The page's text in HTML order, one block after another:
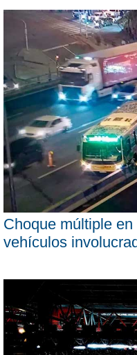
Choque múltiple
vehículos